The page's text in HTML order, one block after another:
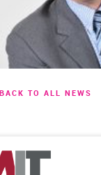
BACK TO ALL NEWS